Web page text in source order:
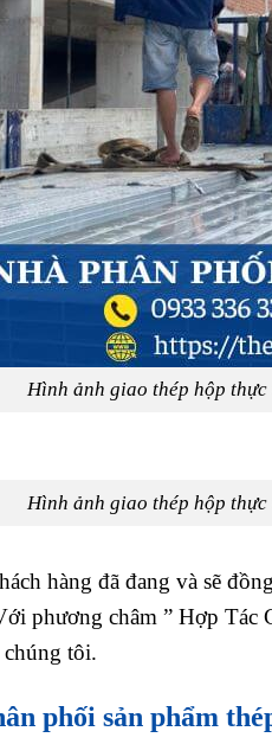
Hình ảnh giao thép hộp
Hình ảnh giao thép hộp
hàng đã đang và sẽ
phương châm ” Hợp Tác
chúng tôi.
phối sản phẩm